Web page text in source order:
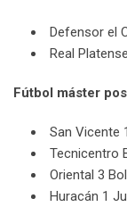
Defensor el
Real
Fútbol máster
San Vicente
Tecnicentro
Oriental 3
Huracán 1